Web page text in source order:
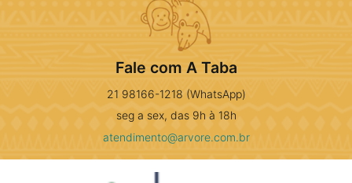
Fale com A Taba
21 98166-1218 (WhatsApp)
seg a sex, das 9h à 18h
atendimento@arvore.com.br